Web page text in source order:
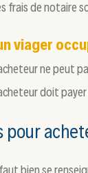
frais de notaire
viager
ne peut
doit
pour
faut bien se